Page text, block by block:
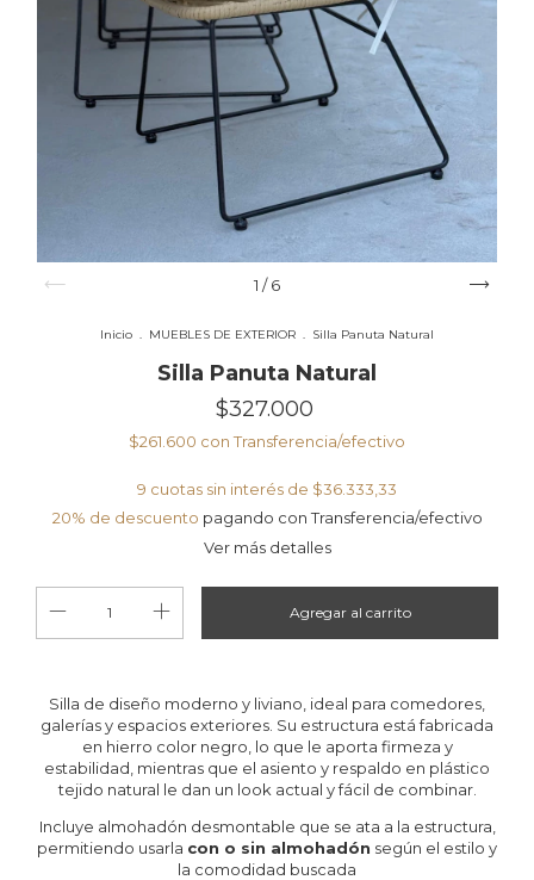
1 /6
Inicio . MUEBLES DE EXTERIOR . Silla Panuta Natural
Silla Panuta Natural
$327.000
$261.600 con Transferencia/efectivo
9 cuotas sin interés de $36.333,33
20% de descuento pagando con Transferencia/efectivo
Ver más detalles
Silla de diseño moderno y liviano, ideal para comedores,
galerías y espacios exteriores. Su estructura está fabricada
en hierro color negro, lo que le aporta firmeza y
estabilidad, mientras que el asiento y respaldo en plástico
tejido natural le dan un look actual y fácil de combinar.
Incluye almohadón desmontable que se ata a la estructura,
permitiendo usarla con o sin almohadón según el estilo y
la comodidad buscada